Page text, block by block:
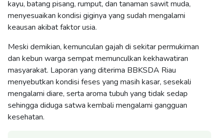
kayu, batang pisang, rumput, dan tanaman sawit muda,
menyesuaikan kondisi giginya yang sudah mengalami
keausan akibat faktor usia.
Meski demikian, kemunculan gajah di sekitar permukiman
dan kebun warga sempat memunculkan kekhawatiran
masyarakat. Laporan yang diterima BBKSDA Riau
menyebutkan kondisi feses yang masih kasar, sesekali
mengalami diare, serta aroma tubuh yang tidak sedap
sehingga diduga satwa kembali mengalami gangguan
kesehatan.